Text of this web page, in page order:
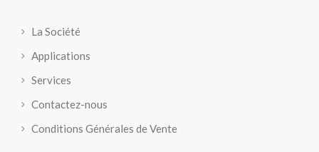
La Société
Applications
Services
Contactez-nous
Conditions Générales de Vente